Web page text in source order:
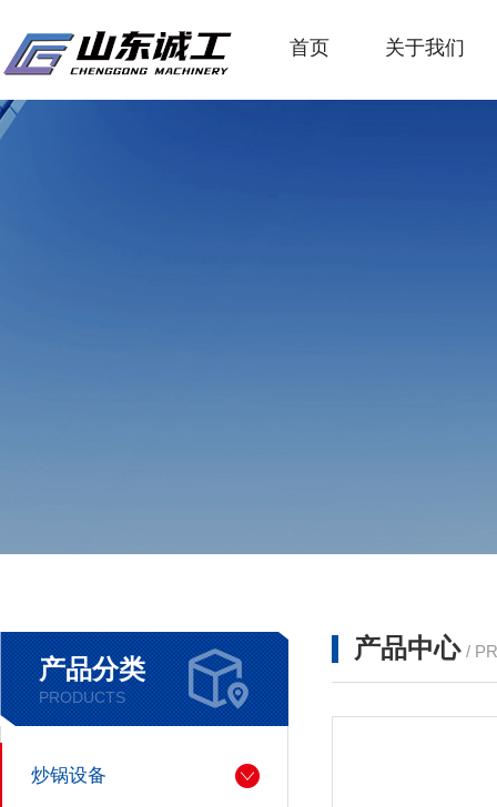
首页 关于我们
产品分类
PRODUCTS
炒锅设备
产品中心 /